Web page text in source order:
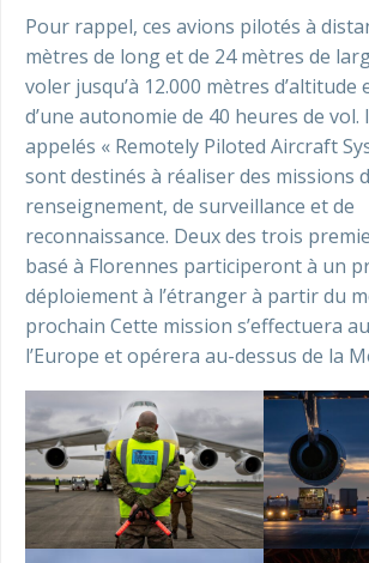
Pour rappel, ces avions pilotés à
mètres de long et de 24 mètres de
voler jusqu’à 12.000 mètres d’altitude
d’une autonomie de 40 heures de vol.
appelés « Remotely Piloted Aircraft
sont destinés à réaliser des missions
renseignement, de surveillance et de
reconnaissance. Deux des trois
basé à Florennes participeront à un
déploiement à l’étranger à partir du
prochain Cette mission s’effectuera
l’Europe et opérera au-dessus de la